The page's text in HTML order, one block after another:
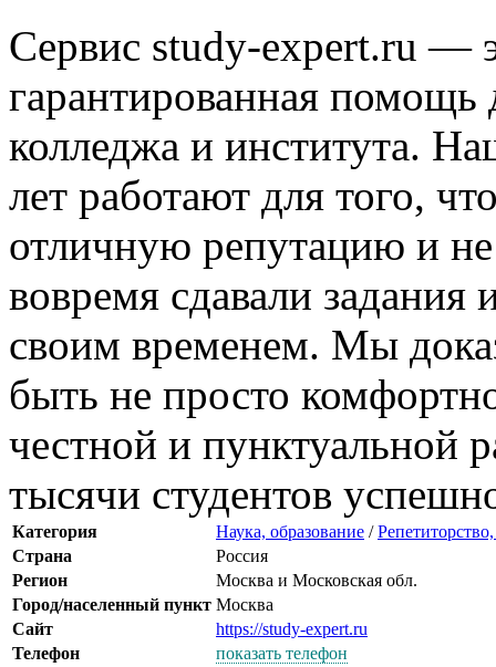
Сервис study-expert.ru —
гарантированная
колледжа и института.
лет работают для того,
отличную репутацию и
вовремя сдавали задания
своим временем. Мы
быть не просто
честной и пунктуальной
тысячи студентов
Категория Наука, образование /
Страна
Россия
Регион
Москва и Московская обл.
Город/населенный пункт Москва
Сайт
https://study-expert.ru
Телефон
показать телефон